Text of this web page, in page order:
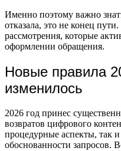
Именно поэтому важно
отказала, это не конец
рассмотрения, которые
оформлении обращения.
Новые правила
изменилось
2026 год принес
возвратов цифрового
процедурные аспекты, так
обоснованности запросов.